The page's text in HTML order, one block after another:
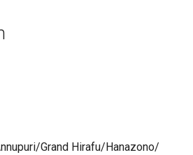
​Grand Hirafu/​Hanazono/​